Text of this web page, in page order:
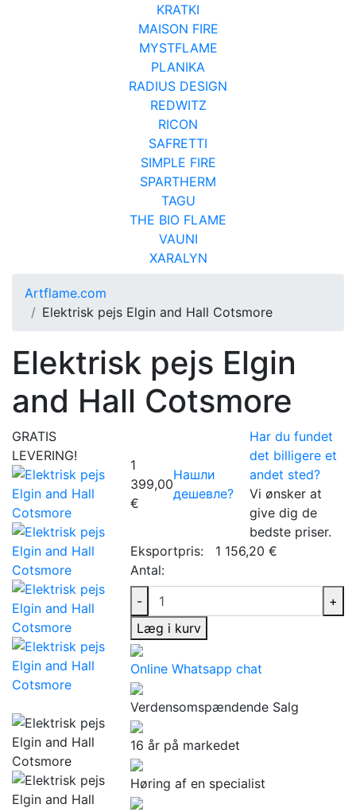
KRATKI
MAISON FIRE
MYSTFLAME
PLANIKA
RADIUS DESIGN
REDWITZ
RICON
SAFRETTI
SIMPLE FIRE
SPARTHERM
TAGU
THE BIO FLAME
VAUNI
XARALYN
Artflame.com
Elektrisk pejs Elgin and Hall Cotsmore
Elektrisk pejs Elgin
and Hall Cotsmore
GRATIS
LEVERING!
1
399,00
€
Нашли
дешевле?
Har du fundet
det billigere et
andet sted?
Vi ønsker at
give dig de
bedste priser.
Eksportpris:
1 156,20 €
Antal:
-
+
Læg i kurv
Online Whatsapp chat
Verdensomspændende Salg
16 år på markedet
Høring af en specialist